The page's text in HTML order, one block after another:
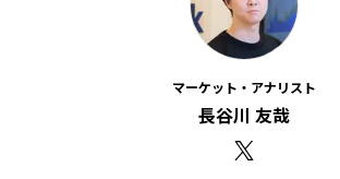
マーケット・アナリスト
長谷川 友哉